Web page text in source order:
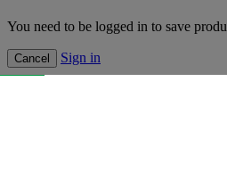
You need to be logged in to save
Cancel Sign in